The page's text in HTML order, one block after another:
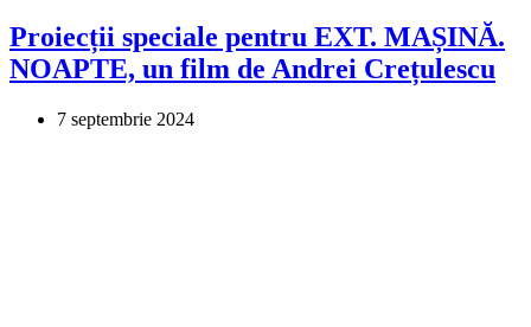
Proiecții speciale pentru EXT. MAȘINĂ.
NOAPTE, un film de Andrei Crețulescu
7 septembrie 2024